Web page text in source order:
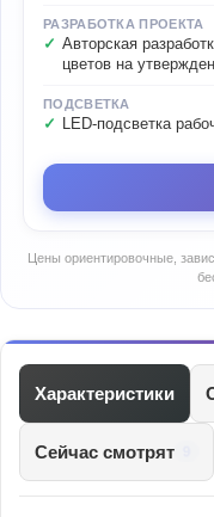
РАЗРАБОТКА ПРОЕКТА
Авторская
цветов на
ПОДСВЕТКА
LED-подсветка
Цены ориентировочные,
Характеристики
Сейчас смотрят